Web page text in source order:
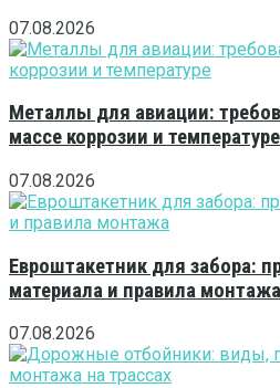
07.08.2026
Металлы для авиации:
массе коррозии и температуре
07.08.2026
Евроштакетник для забора:
материала и правила монтажа
07.08.2026